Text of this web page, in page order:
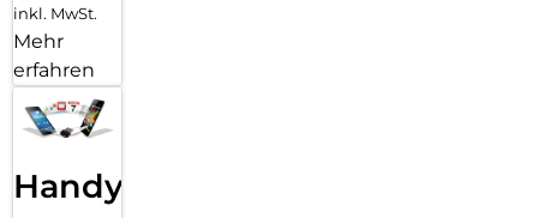
inkl. MwSt.
Mehr
erfahren
Handy